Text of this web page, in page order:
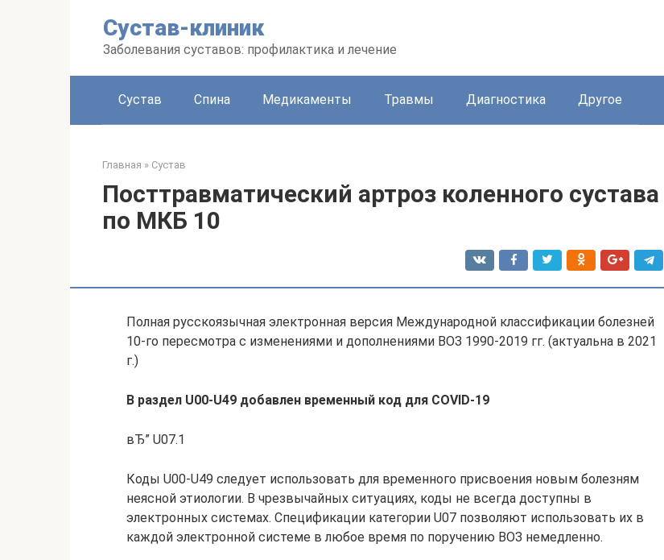
Сустав-клиник
Заболевания суставов: профилактика и лечение
Сустав Спина Медикаменты Травмы Диагностика Другое
Главная » Сустав
Посттравматический артроз коленного сустава
по МКБ 10
Полная русскоязычная электронная версия Международной классификации болезней
10-го пересмотра с изменениями и дополнениями ВОЗ 1990-2019 гг. (актуальна в 2021
г.)
В раздел U00-U49 добавлен временный код для COVID-19
вЂ” U07.1
Коды U00-U49 следует использовать для временного присвоения новым болезням
неясной этиологии. В чрезвычайных ситуациях, коды не всегда доступны в
электронных системах. Спецификации категории U07 позволяют использовать их в
каждой электронной системе в любое время по поручению ВОЗ немедленно.